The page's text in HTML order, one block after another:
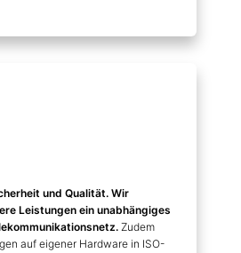
und Qualität. Wir
Leistungen ein unabhängiges
Zudem
auf eigener Hardware in ISO-